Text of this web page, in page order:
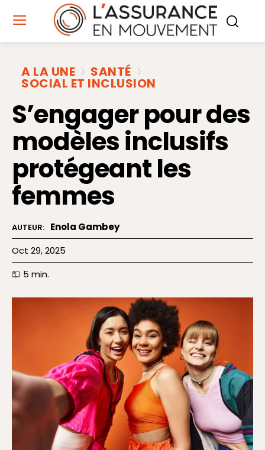
A LA UNE SANTÉ
SOCIAL ET INCLUSION
S’engager pour des
modèles inclusifs
protégeant les
femmes
AUTEUR: Enola Gambey
Oct 29, 2025
5 min.